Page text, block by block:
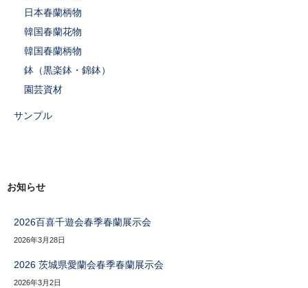
日本春蘭柄物
韓国春蘭花物
韓国春蘭柄物
鉢（黒楽鉢・錦鉢）
園芸資材
サンプル
お知らせ
2026百喜千遊会春季春蘭展示会
2026年3月28日
2026 茨城県愛蘭会春季春蘭展示会
2026年3月2日